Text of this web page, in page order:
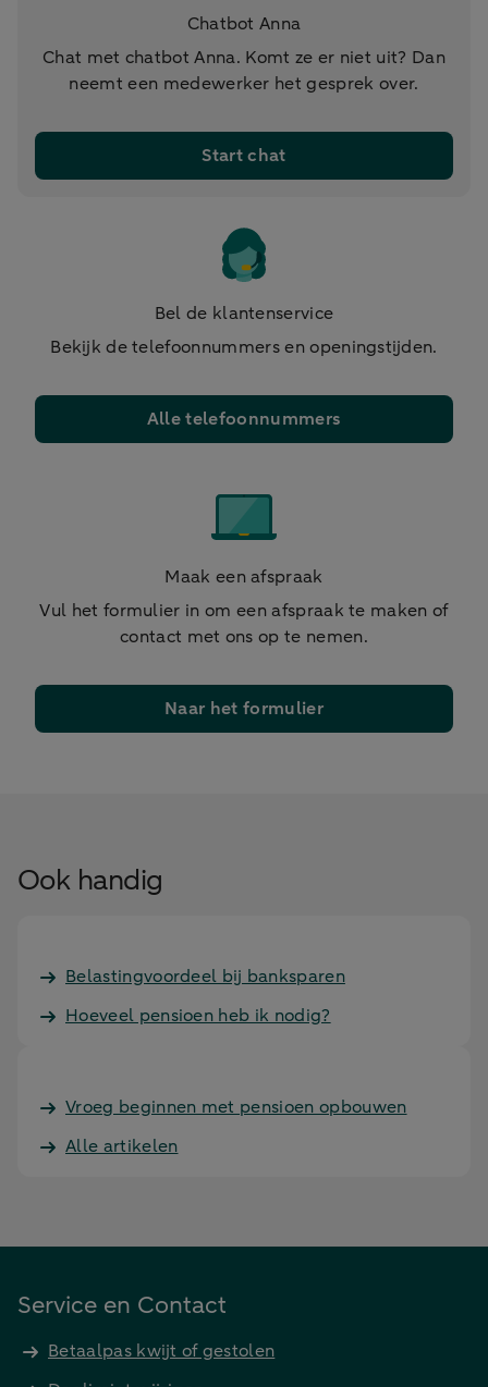
Chatbot Anna
Chat met chatbot Anna. Komt ze er niet uit? Dan
neemt een medewerker het gesprek over.
Start chat
Bel de klantenservice
Bekijk de telefoonnummers en openingstijden.
Alle telefoonnummers
Maak een afspraak
Vul het formulier in om een afspraak te maken of
contact met ons op te nemen.
Naar het formulier
Ook handig
Belastingvoordeel bij banksparen
Hoeveel pensioen heb ik nodig?
Vroeg beginnen met pensioen opbouwen
Alle artikelen
Service en Contact
Betaalpas kwijt of gestolen